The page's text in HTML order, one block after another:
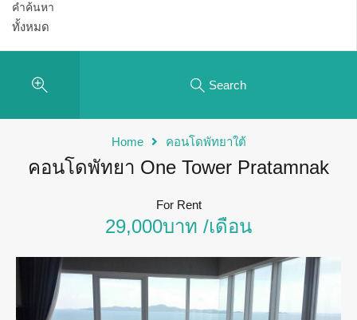
คำค้นหา
Search
Home คอนโดพัทยาใต้
คอนโดพัทยา One Tower Pratamnak
For Rent
29,000บาท /เดือน